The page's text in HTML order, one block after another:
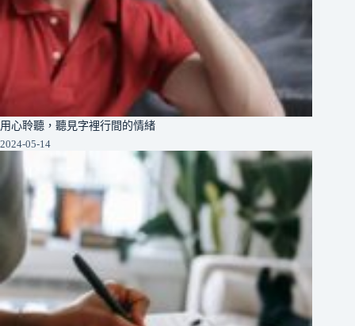
用心聆聽，聽見字裡行間的情緒
2024-05-14